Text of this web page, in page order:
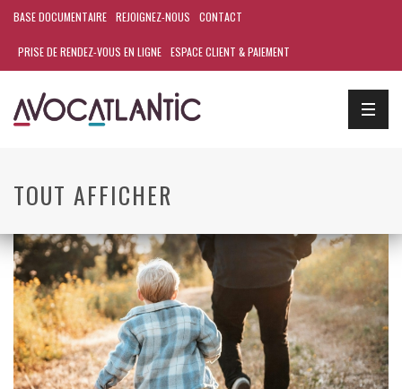
BASE DOCUMENTAIRE REJOIGNEZ-NOUS CONTACT
PRISE DE RENDEZ-VOUS EN LIGNE ESPACE CLIENT & PAIEMENT
TOUT AFFICHER